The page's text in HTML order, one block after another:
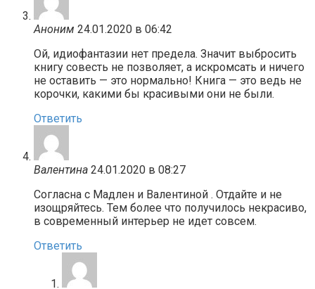
Аноним 24.01.2020 в 06:42
Ой, идиофантазии нет предела. Значит выбросить
книгу совесть не позволяет, а искромсать и ничего
не оставить — это нормально! Книга — это ведь не
корочки, какими бы красивыми они не были.
Ответить
Валентина 24.01.2020 в 08:27
Согласна с Мадлен и Валентиной . Отдайте и не
изощряйтесь. Тем более что получилось некрасиво,
в современный интерьер не идет совсем.
Ответить